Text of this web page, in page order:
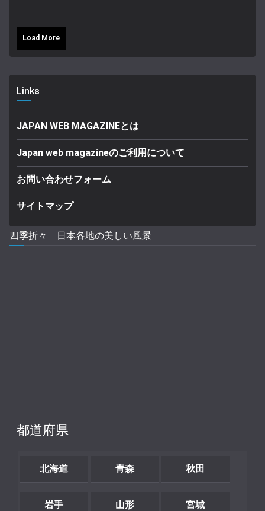
Load More
Links
JAPAN WEB MAGAZINEとは
Japan web magazineのご利用について
お問い合わせフォーム
サイトマップ
四季折々 日本各地の美しい風景
都道府県
北海道 青森 秋田
岩手 山形 宮城